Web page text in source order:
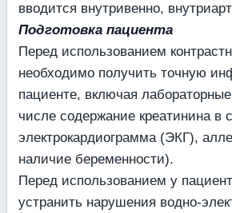
вводится внутривенно,
Подготовка пациента
Перед использованием
необходимо получить точную
пациенте, включая
числе содержание креатинина в
электрокардиограмма (ЭКГ),
наличие беременности).
Перед использованием у
устранить нарушения водно-